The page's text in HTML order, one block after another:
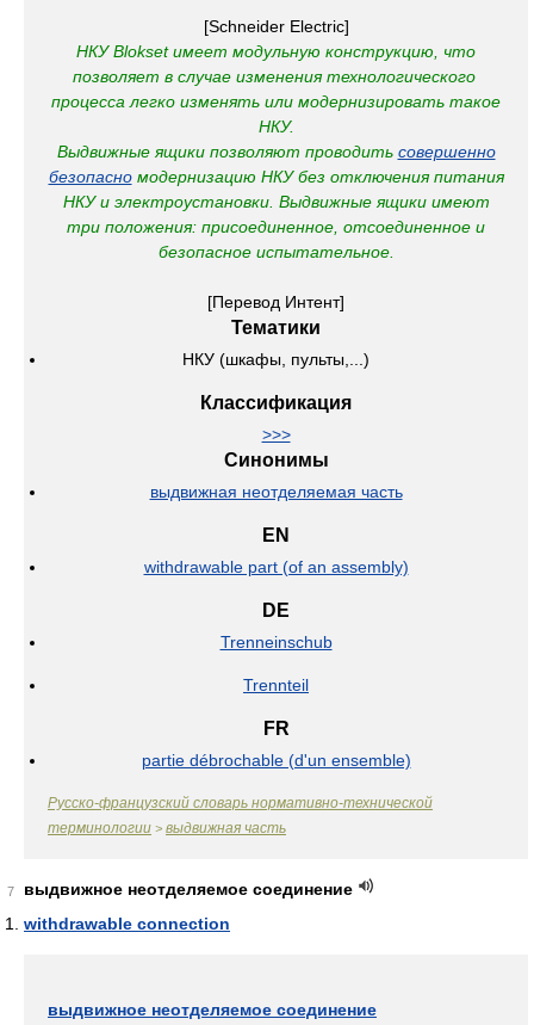
[Schneider Electric]
НКУ Blokset имеет модульную конструкцию, что
позволяет в случае изменения технологического
процесса легко изменять или модернизировать такое
НКУ.
Выдвижные ящики позволяют проводить совершенно
безопасно модернизацию НКУ без отключения питания
НКУ и электроустановки. Выдвижные ящики имеют
три положения: присоединенное, отсоединенное и
безопасное испытательное.
[Перевод Интент]
Тематики
НКУ (шкафы, пульты,...)
Классификация
>>>
Синонимы
выдвижная неотделяемая часть
EN
withdrawable part (of an assembly)
DE
Trenneinschub
Trennteil
FR
partie débrochable (d'un ensemble)
Русско-французский словарь нормативно-технической
терминологии > выдвижная часть
7
выдвижное неотделяемое соединение
withdrawable connection
выдвижное неотделяемое соединение